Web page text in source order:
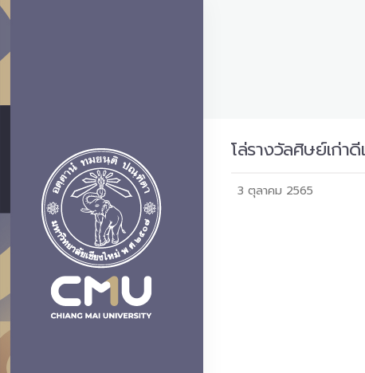
โล่รางวัลศิษย์เก่า
3 ตุลาคม 2565